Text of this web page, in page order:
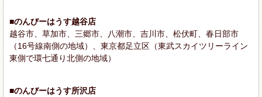
■のんびーはうす越谷店
越谷市、草加市、三郷市、八潮市、吉川市、松伏町、春日部市
（16号線南側の地域）、東京都足立区（東武スカイツリーライン
東側で環七通り北側の地域）
■のんびーはうす所沢店